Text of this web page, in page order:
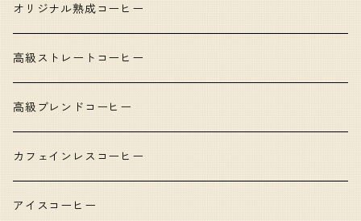
オリジナル熟成コーヒー
高級ストレートコーヒー
高級ブレンドコーヒー
カフェインレスコーヒー
アイスコーヒー